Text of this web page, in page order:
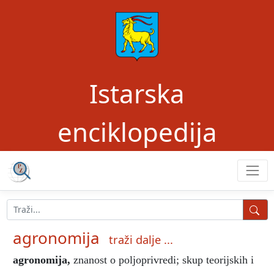
Istarska
enciklopedija
agronomija traži dalje ...
agronomija, znanost o poljoprivredi; skup teorijskih i